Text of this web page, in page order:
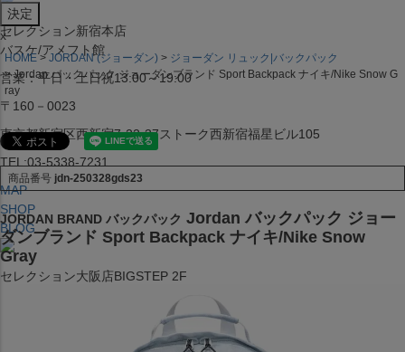
セレクション新宿本店
バスケ/アメフト館
営業：平日・土日祝13:00～19:00
〒160－0023
東京都新宿区西新宿7-22-37ストーク西新宿福星ビル105
TEL:03-5338-7231
MAP
SHOP
BLOG
セレクション大阪店BIGSTEP 2F
営業：平日・土日祝12:00～19:00
x
HOME JORDAN (ジョーダン)
ジョーダン リュック|バックパック
Jordan バックパック ジョーダンブランド Sport Backpack ナイキ/Nike Snow G
ray
商品番号 jdn-250328gds23
JORDAN BRAND バックパック Jordan バックパック ジョー
ダンブランド Sport Backpack ナイキ/Nike Snow
Gray